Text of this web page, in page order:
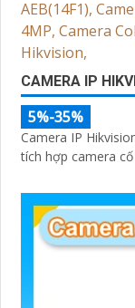
CAMERA IP
5%-35%
Camera IP
tích hợp camera